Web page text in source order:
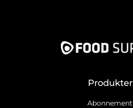
Produkter
Abonnement